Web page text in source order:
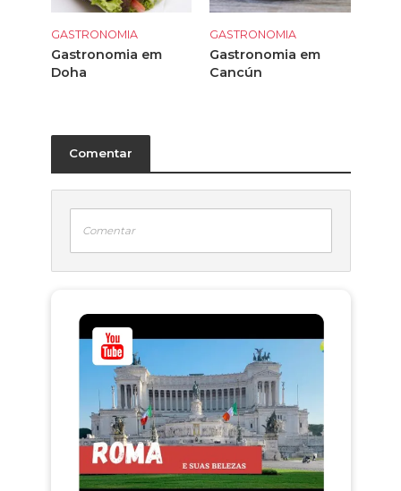
GASTRONOMIA
Gastronomia em
Doha
GASTRONOMIA
Gastronomia em
Cancún
Comentar
Comentar